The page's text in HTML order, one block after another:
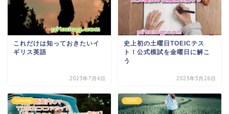
これだけは知っておきたいイ
ギリス英語
2023年7月4日
史上初の土曜日TOEICテス
ト！公式模試を金曜日に解こ
う
2023年5月26日
Listening TOEIC